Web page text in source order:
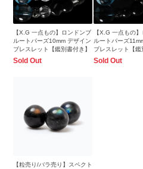
【X.G 一点もの】ロンドンブ
ルートパーズ10mm デザイン
ブレスレット【鑑別書付き】
Sold Out
【X.G 一点もの
ルートパーズ
ブレスレット【鑑
Sold Out
【粒売り/バラ売り】スペクト